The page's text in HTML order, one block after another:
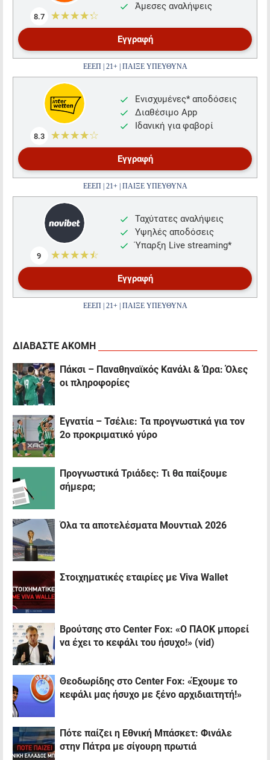
8.7 ☆☆☆☆☆
★★★★★
Άμεσες αναλήψεις
Εγγραφή
ΕΕΕΠ | 21+ | ΠΑΙΞΕ ΥΠΕΥΘΥΝΑ
8.3 ☆☆☆☆☆
★★★★★
Ενισχυμένες* αποδόσεις
Διαθέσιμο App
Ιδανική για φαβορί
Εγγραφή
ΕΕΕΠ | 21+ | ΠΑΙΞΕ ΥΠΕΥΘΥΝΑ
9 ☆☆☆☆☆
★★★★★
Ταχύτατες αναλήψεις
Υψηλές αποδόσεις
Ύπαρξη Live streaming*
Εγγραφή
ΕΕΕΠ | 21+ | ΠΑΙΞΕ ΥΠΕΥΘΥΝΑ
ΔΙΑΒΑΣΤΕ ΑΚΟΜΗ
Πάκσι – Παναθηναϊκός Κανάλι & Ώρα: Όλες
οι πληροφορίες
Εγνατία – Τσέλιε: Τα προγνωστικά για τον
2ο προκριματικό γύρο
Προγνωστικά Τριάδες: Τι θα παίξουμε
σήμερα;
Όλα τα αποτελέσματα Μουντιαλ 2026
Στοιχηματικές εταιρίες με Viva Wallet
Βρούτσης στο Center Fox: «Ο ΠΑΟΚ μπορεί
να έχει το κεφάλι του ήσυχο!» (vid)
Θεοδωρίδης στο Center Fox: «Έχουμε το
κεφάλι μας ήσυχο με ξένο αρχιδιαιτητή!»
Πότε παίζει η Εθνική Μπάσκετ: Φινάλε
στην Πάτρα με σίγουρη πρωτιά